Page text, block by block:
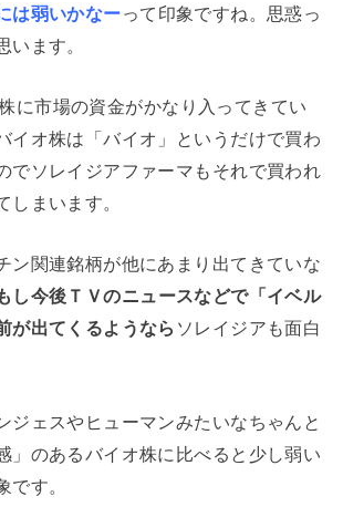
は弱いかなーって印象ですね。思惑っ
います。
に市場の資金がかなり入ってきてい
イオ株は「バイオ」というだけで買わ
でソレイジアファーマもそれで買われ
しまいます。
ン関連銘柄が他にあまり出てきていな
し今後ＴＶのニュースなどで「イベル
が出てくるようなら ソレイジアも面白
ジェスやヒューマンみたいなちゃんと
」のあるバイオ株に比べると少し弱い
です。